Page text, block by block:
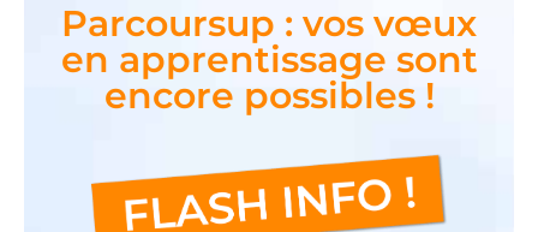
Parcoursup : vos vœux
en apprentissage sont
encore possibles !